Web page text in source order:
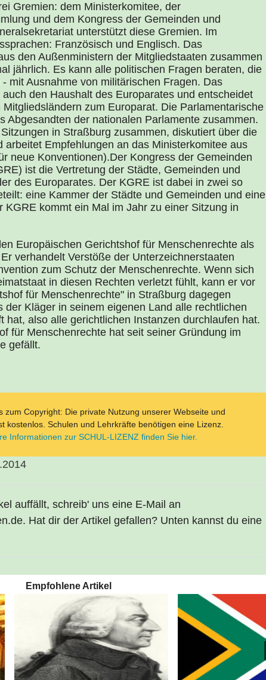
Gremien: dem Ministerkomitee, der
und dem Kongress der Gemeinden und
unterstützt diese Gremien. Im
Französisch und Englisch. Das
den Außenministern der Mitgliedstaaten zusammen
jährlich. Es kann alle politischen Fragen beraten, die
mit Ausnahme von militärischen Fragen. Das
den Haushalt des Europarates und entscheidet
zum Europarat. Die Parlamentarische
Abgesandten der nationalen Parlamente zusammen.
in Straßburg zusammen, diskutiert über die
arbeitet Empfehlungen an das Ministerkomitee aus
neue Konventionen).Der Kongress der Gemeinden
ist die Vertretung der Städte, Gemeinden und
des Europarates. Der KGRE ist dabei in zwei so
eine Kammer der Städte und Gemeinden und eine
KGRE kommt ein Mal im Jahr zu einer Sitzung in
Europäischen Gerichtshof für Menschenrechte als
verhandelt Verstöße der Unterzeichnerstaaten
zum Schutz der Menschenrechte. Wenn sich
in diesen Rechten verletzt fühlt, kann er vor
für Menschenrechte" in Straßburg dagegen
der Kläger in seinem eigenen Land alle rechtlichen
hat, also alle gerichtlichen Instanzen durchlaufen hat.
für Menschenrechte hat seit seiner Gründung im
gefällt.
zum Copyright: Die private Nutzung unserer Webseite und
kostenlos. Schulen und Lehrkräfte benötigen eine Lizenz.
Informationen zur SCHUL-LIZENZ finden Sie hier.
auffällt, schreib' uns eine E-Mail an
Hat dir der Artikel gefallen? Unten kannst du eine
Empfohlene Artikel